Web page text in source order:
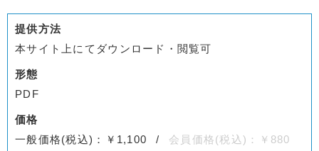
提供方法
本サイト上にてダウンロード・閲覧可
形態
PDF
価格
一般価格(税込)：￥1,100
会員価格(税込)：￥880